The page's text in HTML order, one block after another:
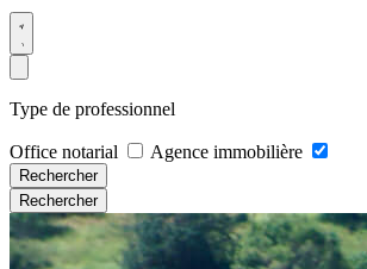
Type de professionnel
Office notarial Agence immobilière
Rechercher
Rechercher